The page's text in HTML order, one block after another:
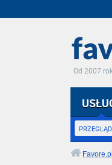
Od 2007
Favore.pl